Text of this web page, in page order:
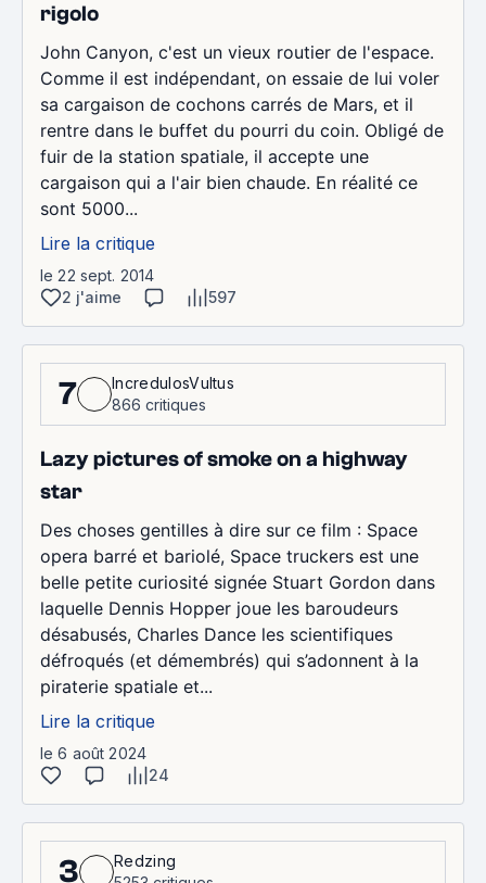
rigolo
John Canyon, c'est un vieux routier de l'espace.
Comme il est indépendant, on essaie de lui voler
sa cargaison de cochons carrés de Mars, et il
rentre dans le buffet du pourri du coin. Obligé de
fuir de la station spatiale, il accepte une
cargaison qui a l'air bien chaude. En réalité ce
sont 5000...
Lire la critique
le 22 sept. 2014
2 j'aime
597
7
IncredulosVultus
866 critiques
Lazy pictures of smoke on a highway
star
Des choses gentilles à dire sur ce film : Space
opera barré et bariolé, Space truckers est une
belle petite curiosité signée Stuart Gordon dans
laquelle Dennis Hopper joue les baroudeurs
désabusés, Charles Dance les scientifiques
défroqués (et démembrés) qui s’adonnent à la
piraterie spatiale et...
Lire la critique
le 6 août 2024
24
3
Redzing